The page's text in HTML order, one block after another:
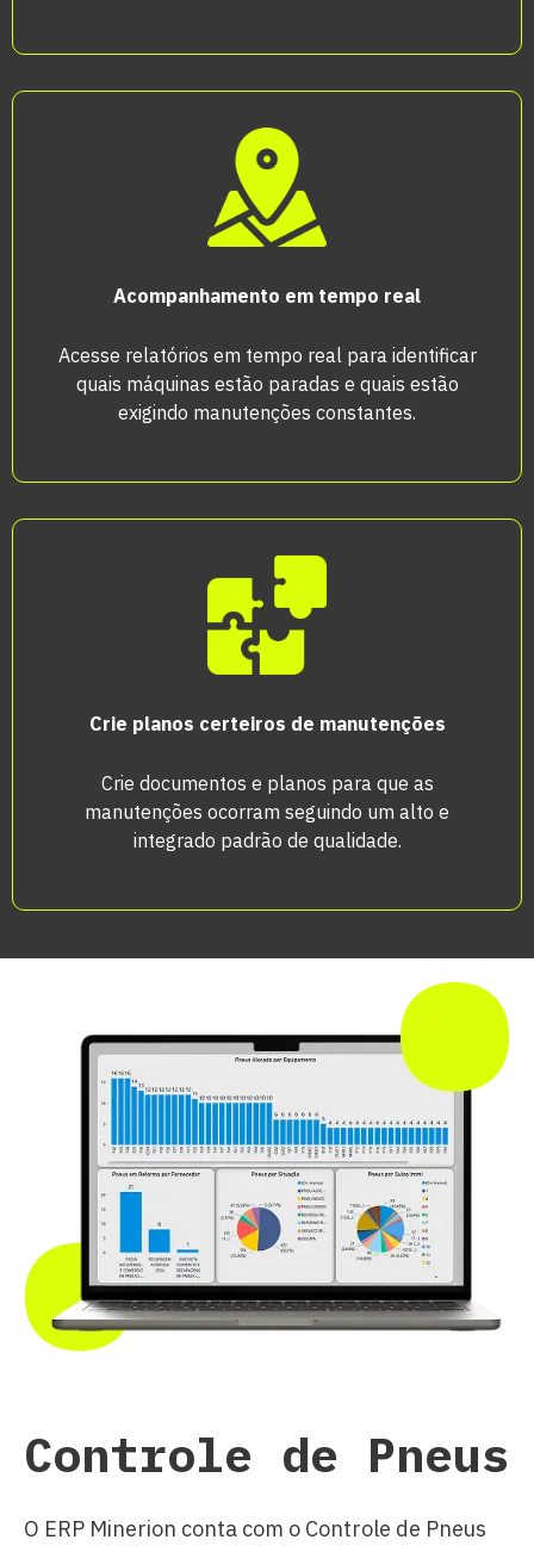
Acompanhamento em tempo real
Acesse relatórios em tempo real para identificar
quais máquinas estão paradas e quais estão
exigindo manutenções constantes.
Crie planos certeiros de manutenções
Crie documentos e planos para que as
manutenções ocorram seguindo um alto e
integrado padrão de qualidade.
Controle de Pneus
O ERP Minerion conta com o Controle de Pneus